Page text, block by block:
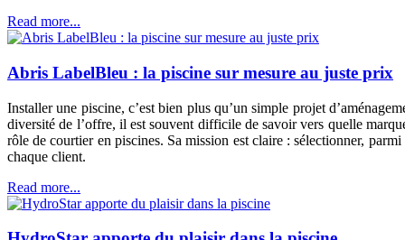
Read more...
Abris LabelBleu : la piscine sur mesure au juste prix
Installer une piscine, c’est bien plus qu’un simple projet
diversité de l’offre, il est souvent difficile de savoir vers quelle
rôle de courtier en piscines. Sa mission est claire : sélectionner,
chaque client.
Read more...